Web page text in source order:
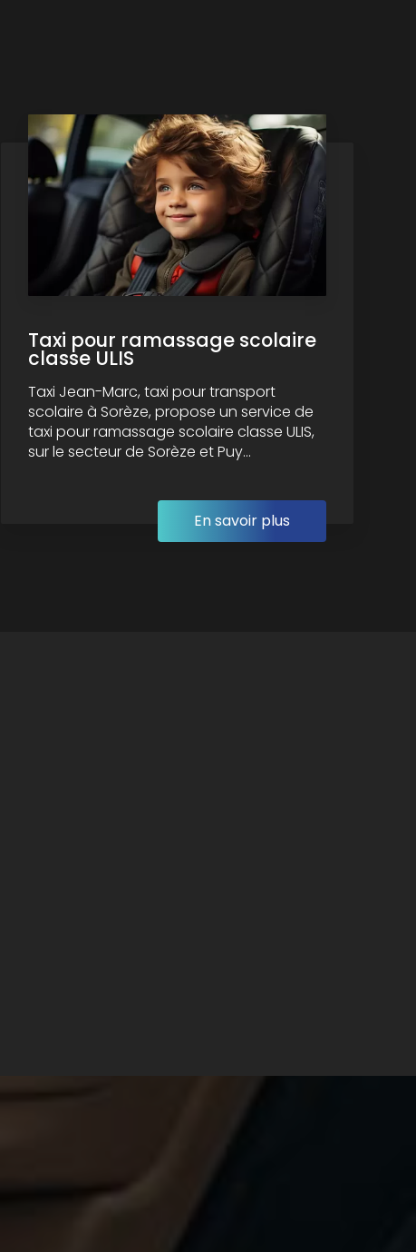
Taxi pour ramassage scolaire
classe ULIS
Taxi Jean-Marc, taxi pour transport
scolaire à Sorèze, propose un service de
taxi pour ramassage scolaire classe ULIS,
sur le secteur de Sorèze et Puy...
En savoir plus